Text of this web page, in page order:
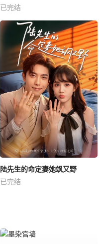
已完结
陆先生的命定妻她飒又野
已完结